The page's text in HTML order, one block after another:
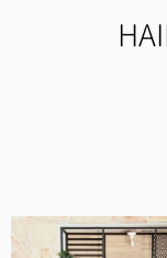
מדהים